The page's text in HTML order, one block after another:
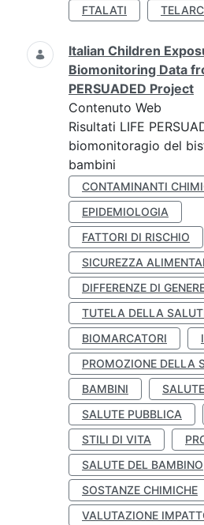
FTALATI
Italian Children
Biomonitoring Data
PERSUADED Project
Contenuto Web
Risultati LIFE
biomonitoragio del
bambini
CONTAMINANTI
EPIDEMIOLOGIA
FATTORI DI RISCHIO
SICUREZZA
DIFFERENZE DI
TUTELA DELLA
BIOMARCATORI
PROMOZIONE DELLA
BAMBINI
SALUTE PUBBLICA
STILI DI VITA
SALUTE DEL BAMBINO
SOSTANZE CHIMICHE
VALUTAZIONE